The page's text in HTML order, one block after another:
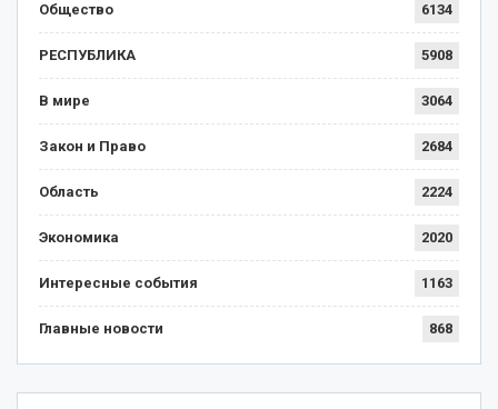
Общество 6134
РЕСПУБЛИКА 5908
В мире 3064
Закон и Право 2684
Область 2224
Экономика 2020
Интересные события 1163
Главные новости 868